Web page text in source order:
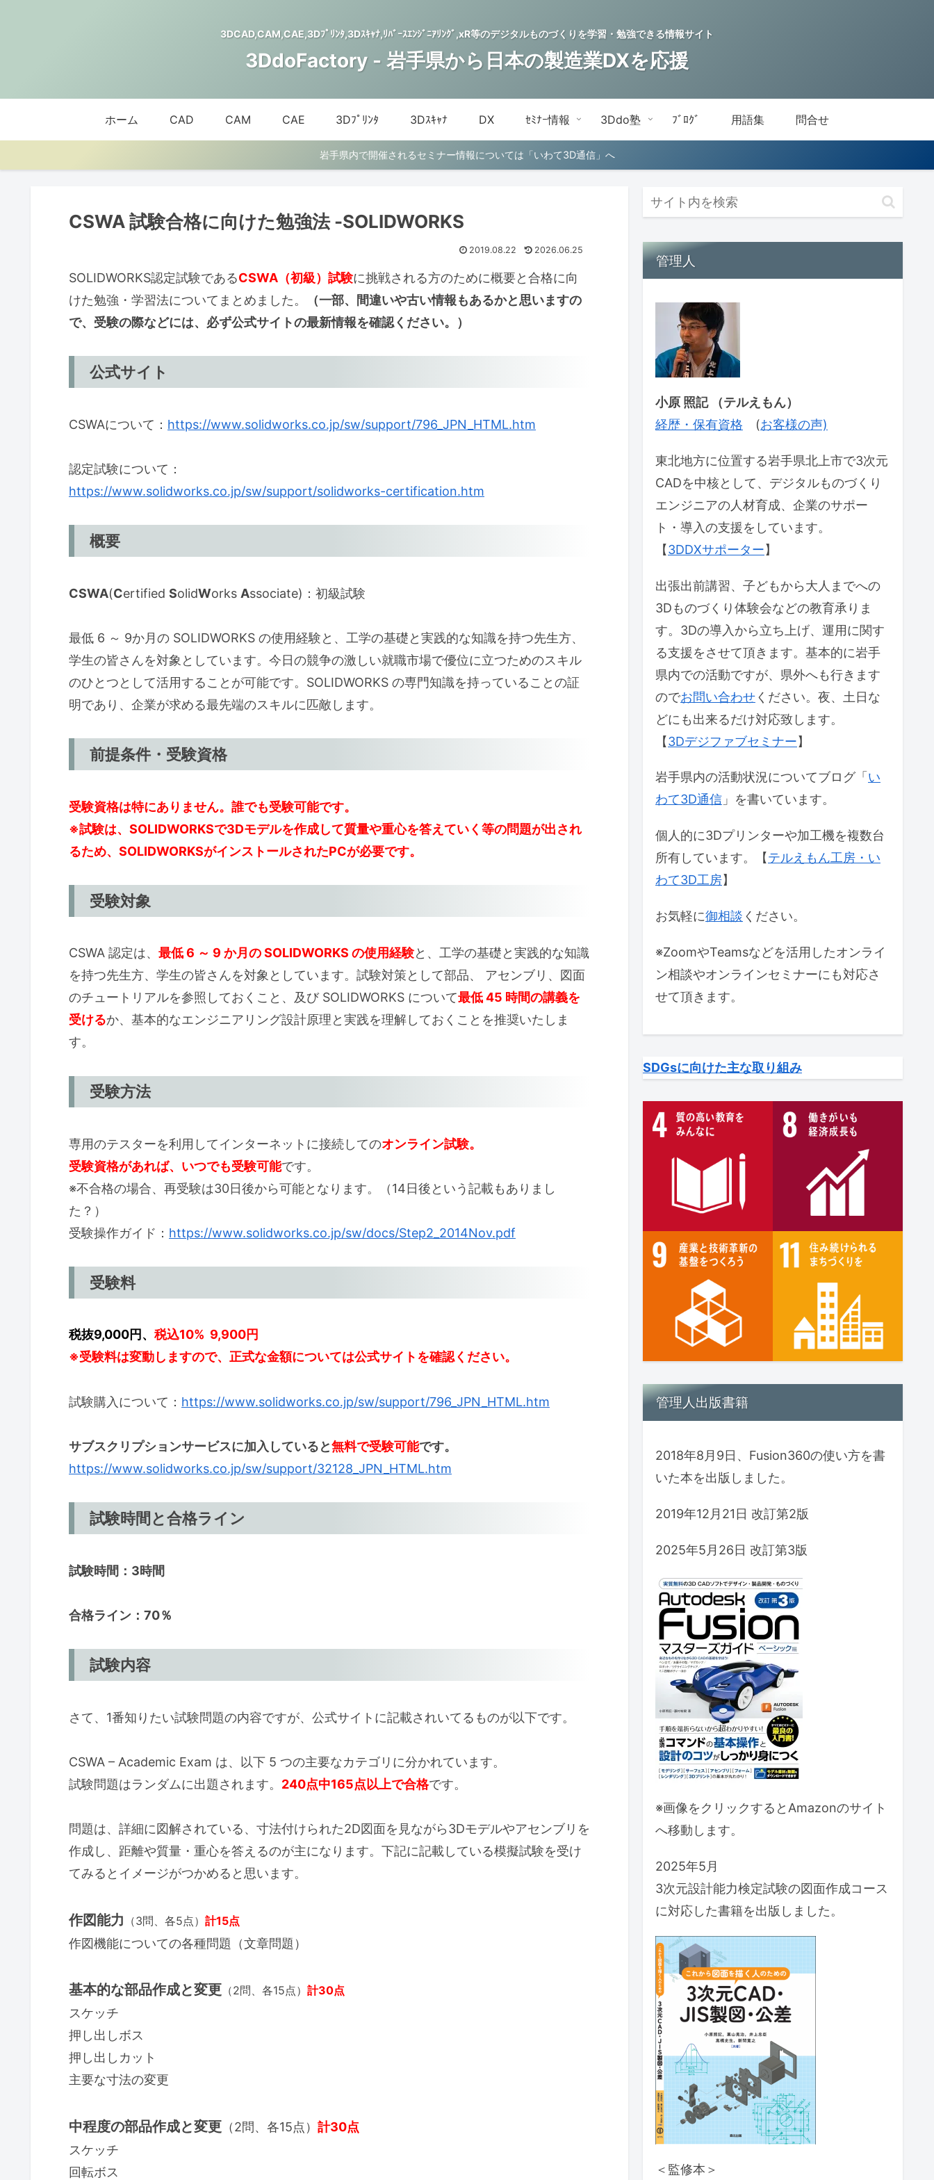
3DCAD,CAM,CAE,3Dﾌﾟﾘﾝﾀ,3Dｽｷｬﾅ,ﾘﾊﾞｰｽｴﾝｼﾞﾆｱﾘﾝｸﾞ,xR等のデジタルものづくりを学習・勉強できる情報サイト
3DdoFactory - 岩手県から日本の製造業DXを応援
ホーム CAD CAM CAE 3Dﾌﾟﾘﾝﾀ 3Dｽｷｬﾅ DX ｾﾐﾅｰ情報 3Ddo塾 ﾌﾞﾛｸﾞ 用語集 問合せ
岩手県内で開催されるセミナー情報については「いわて3D通信」へ
CSWA 試験合格に向けた勉強法 -SOLIDWORKS
2019.08.22 2026.06.25
SOLIDWORKS認定試験であるCSWA（初級）試験に挑戦される方のために概要と合格に向
けた勉強・学習法についてまとめました。
（一部、間違いや古い情報もあるかと思いますの
で、受験の際などには、必ず公式サイトの最新情報を確認ください。）
公式サイト
CSWAについて： https://www.solidworks.co.jp/sw/support/796_JPN_HTML.htm
認定試験について：
https://www.solidworks.co.jp/sw/support/solidworks-certification.htm
概要
CSWA(Certified SolidWorks Associate)：初級試験
最低 6 ～ 9か月の SOLIDWORKS の使用経験と、工学の基礎と実践的な知識を持つ先生方、
学生の皆さんを対象としています。今日の競争の激しい就職市場で優位に立つためのスキル
のひとつとして活用することが可能です。SOLIDWORKS の専門知識を持っていることの証
明であり、企業が求める最先端のスキルに匹敵します。
前提条件・受験資格
受験資格は特にありません。誰でも受験可能です。
※試験は、SOLIDWORKSで3Dモデルを作成して質量や重心を答えていく等の問題が出され
るため、SOLIDWORKSがインストールされたPCが必要です。
受験対象
CSWA 認定は、 最低 6 ～ 9 か月の SOLIDWORKS の使用経験と、工学の基礎と実践的な知識
を持つ先生方、学生の皆さんを対象としています。試験対策として部品、 アセンブリ、図面
のチュートリアルを参照しておくこと、及び SOLIDWORKS について最低 45 時間の講義を
受けるか、基本的なエンジニアリング設計原理と実践を理解しておくことを推奨いたしま
す。
受験方法
専用のテスターを利用してインターネットに接続してのオンライン試験。
受験資格があれば、いつでも受験可能です。
※不合格の場合、再受験は30日後から可能となります。（14日後という記載もありまし
た？）
受験操作ガイド： https://www.solidworks.co.jp/sw/docs/Step2_2014Nov.pdf
受験料
税抜9,000円、 税込10% 9,900円
※受験料は変動しますので、正式な金額については公式サイトを確認ください。
試験購入について： https://www.solidworks.co.jp/sw/support/796_JPN_HTML.htm
サブスクリプションサービスに加入していると無料で受験可能です。
https://www.solidworks.co.jp/sw/support/32128_JPN_HTML.htm
試験時間と合格ライン
試験時間：3時間
合格ライン：70％
試験内容
さて、1番知りたい試験問題の内容ですが、公式サイトに記載されいてるものが以下です。
CSWA – Academic Exam は、以下 5 つの主要なカテゴリに分かれています。
試験問題はランダムに出題されます。 240点中165点以上で合格です。
問題は、詳細に図解されている、寸法付けられた2D図面を見ながら3Dモデルやアセンブリを
作成し、距離や質量・重心を答えるのが主になります。下記に記載している模擬試験を受け
てみるとイメージがつかめると思います。
作図能力 （3問、各5点） 計15点
作図機能についての各種問題（文章問題）
基本的な部品作成と変更 （2問、各15点） 計30点
スケッチ
押し出しボス
押し出しカット
主要な寸法の変更
中程度の部品作成と変更 （2問、各15点） 計30点
スケッチ
回転ボス
管理人
小原 照記 （テルえもん）
経歴・保有資格 (お客様の声)
東北地方に位置する岩手県北上市で3次元
CADを中核として、デジタルものづくり
エンジニアの人材育成、企業のサポー
ト・導入の支援をしています。
【3DDXサポーター】
出張出前講習、子どもから大人までへの
3Dものづくり体験会などの教育承りま
す。3Dの導入から立ち上げ、運用に関す
る支援をさせて頂きます。基本的に岩手
県内での活動ですが、県外へも行きます
のでお問い合わせください。夜、土日な
どにも出来るだけ対応致します。
【3Dデジファブセミナー】
岩手県内の活動状況についてブログ「 い
わて3D通信 」を書いています。
個人的に3Dプリンターや加工機を複数台
所有しています。【テルえもん工房・い
わて3D工房】
お気軽に御相談 ください。
※ZoomやTeamsなどを活用したオンライ
ン相談やオンラインセミナーにも対応さ
せて頂きます。
SDGsに向けた主な取り組み
管理人出版書籍
2018年8月9日、Fusion360の使い方を書
いた本を出版しました。
2019年12月21日 改訂第2版
2025年5月26日 改訂第3版
※画像をクリックするとAmazonのサイト
へ移動します。
2025年5月
3次元設計能力検定試験の図面作成コース
に対応した書籍を出版しました。
＜監修本＞